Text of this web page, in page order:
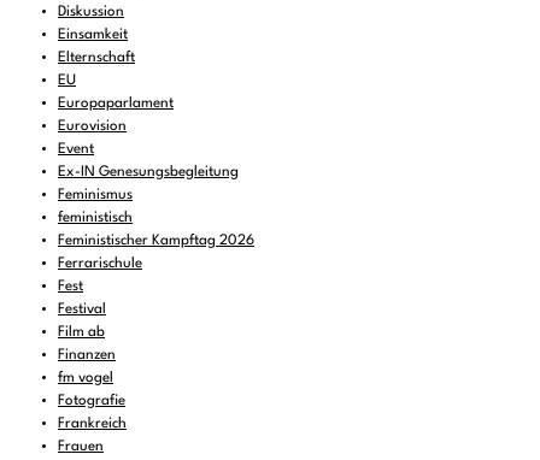
Diskussion
Einsamkeit
Elternschaft
EU
Europaparlament
Eurovision
Event
Ex-IN Genesungsbegleitung
Feminismus
feministisch
Feministischer Kampftag 2026
Ferrarischule
Fest
Festival
Film ab
Finanzen
fm vogel
Fotografie
Frankreich
Frauen